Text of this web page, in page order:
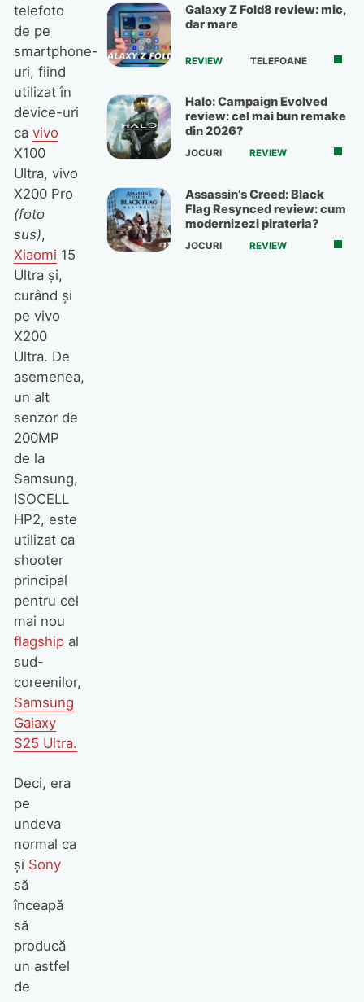
telefoto
de pe
smartphone-
uri, fiind
utilizat în
device-uri
ca vivo
X100
Ultra, vivo
X200 Pro
(foto
sus),
Xiaomi 15
Ultra și,
curând și
pe vivo
X200
Ultra. De
asemenea,
un alt
senzor de
200MP
de la
Samsung,
ISOCELL
HP2, este
utilizat ca
shooter
principal
pentru cel
mai nou
flagshipal
sud-
coreenilor,
Samsung
Galaxy
S25 Ultra.
Deci, era
pe
undeva
normal ca
și Sony
să
înceapă
să
producă
un astfel
de
Galaxy Z Fold8 review: mic,
dar mare
REVIEW TELEFOANE
Halo: Campaign Evolved
review: cel mai bun remake
din 2026?
JOCURI REVIEW
Assassin’s Creed: Black
Flag Resynced review: cum
modernizezi pirateria?
JOCURI REVIEW